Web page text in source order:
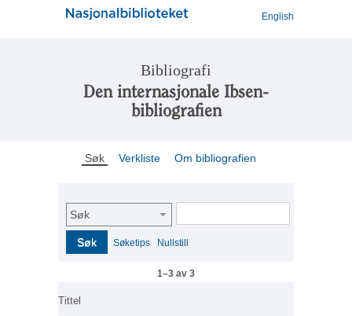
English
Bibliografi
Den internasjonale Ibsen-
bibliografien
Søk Verkliste Om bibliografien
Søk
Søk Søketips Nullstill
1–3 av 3
Tittel